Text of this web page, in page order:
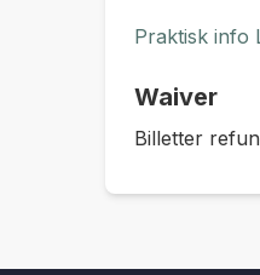
Praktisk info
Waiver
Billetter